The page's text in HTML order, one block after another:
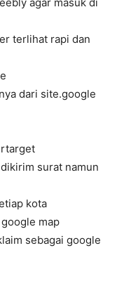
terlihat rapi dan
dari site.google
surat namun
kota
map
sebagai google